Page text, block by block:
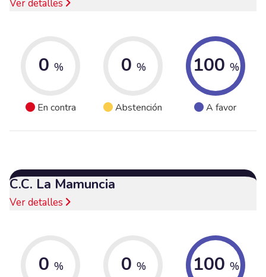
Ver detalles
0 %
En contra
0 %
Abstención
100 %
A favor
C.C. La Mamuncia
Ver detalles
0 % 0 % 100 %